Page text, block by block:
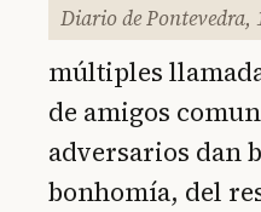
Diario de Pontevedra,
múltiples
de amigos
adversarios dan
bonhomía, del